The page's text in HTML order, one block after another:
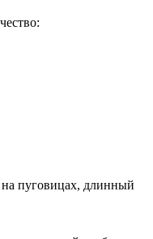
пуговицах, длинный